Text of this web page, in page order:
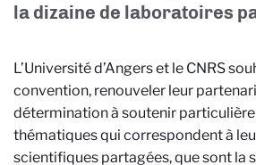
la dizaine de laboratoires
L’Université d’Angers et le CNRS
convention, renouveler leur
détermination à soutenir
thématiques qui correspondent à
scientifiques partagées, que sont la